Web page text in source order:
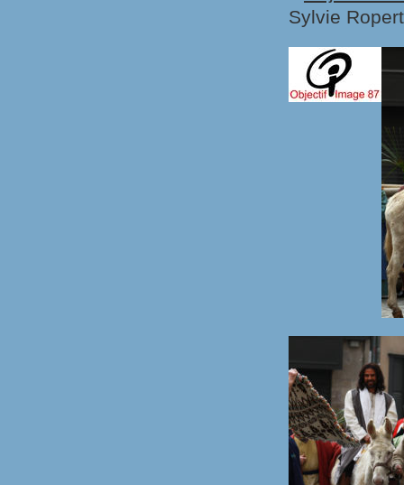
Sylvie